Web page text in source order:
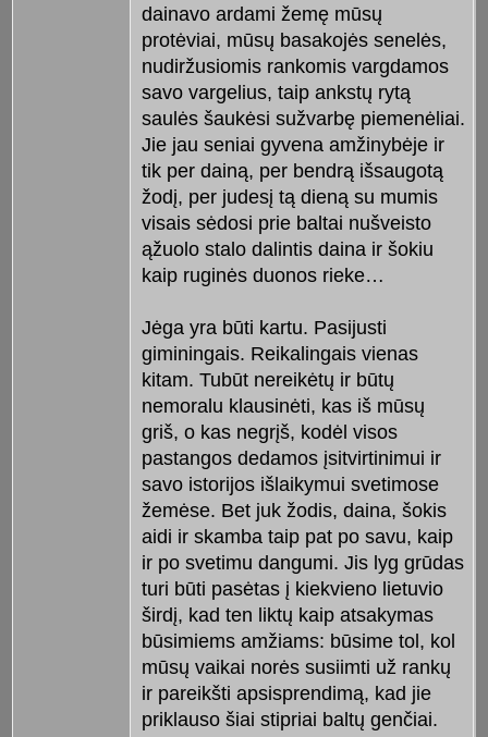
dainavo ardami žemę mūsų
protėviai, mūsų basakojės senelės,
nudiržusiomis rankomis vargdamos
savo vargelius, taip ankstų rytą
saulės šaukėsi sužvarbę piemenėliai.
Jie jau seniai gyvena amžinybėje ir
tik per dainą, per bendrą išsaugotą
žodį, per judesį tą dieną su mumis
visais sėdosi prie baltai nušveisto
ąžuolo stalo dalintis daina ir šokiu
kaip ruginės duonos rieke…
Jėga yra būti kartu. Pasijusti
giminingais. Reikalingais vienas
kitam. Tubūt nereikėtų ir būtų
nemoralu klausinėti, kas iš mūsų
griš, o kas negrįš, kodėl visos
pastangos dedamos įsitvirtinimui ir
savo istorijos išlaikymui svetimose
žemėse. Bet juk žodis, daina, šokis
aidi ir skamba taip pat po savu, kaip
ir po svetimu dangumi. Jis lyg grūdas
turi būti pasėtas į kiekvieno lietuvio
širdį, kad ten liktų kaip atsakymas
būsimiems amžiams: būsime tol, kol
mūsų vaikai norės susiimti už rankų
ir pareikšti apsisprendimą, kad jie
priklauso šiai stipriai baltų genčiai.